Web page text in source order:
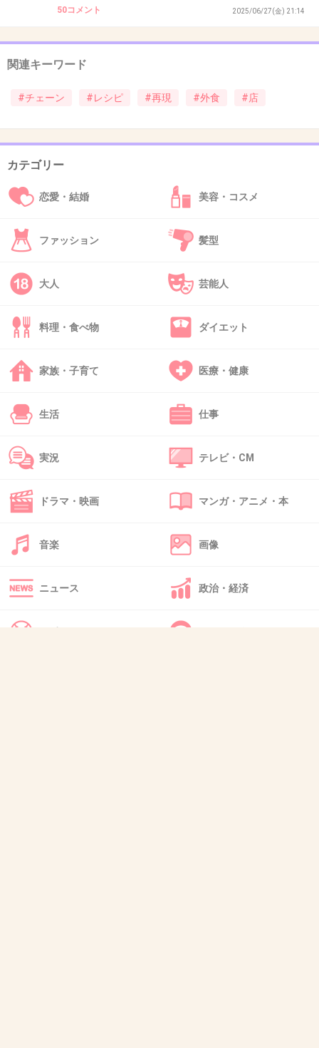
50コメント 2025/06/27(金) 21:14
関連キーワード
#チェーン #レシピ #再現 #外食 #店
カテゴリー
恋愛・結婚 美容・コスメ
ファッション 髪型
大人 芸能人
料理・食べ物 ダイエット
家族・子育て 医療・健康
生活 仕事
実況 テレビ・CM
ドラマ・映画 マンガ・アニメ・本
音楽 画像
ニュース 政治・経済